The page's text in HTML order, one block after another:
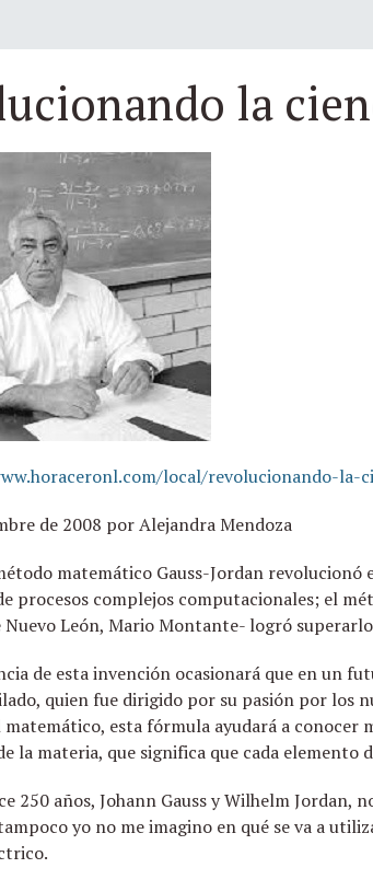
la
local/revolucionando-la-
de 2008 por Alejandra Mendoza
matemático Gauss-Jordan
procesos complejos computacionales; el
Nuevo León, Mario Montante- logró
de esta invención ocasionará que en un
quien fue dirigido por su pasión por los
matemático, esta fórmula ayudará a
la materia, que significa que cada elemento
250 años, Johann Gauss y Wilhelm
yo no me imagino en qué se va a